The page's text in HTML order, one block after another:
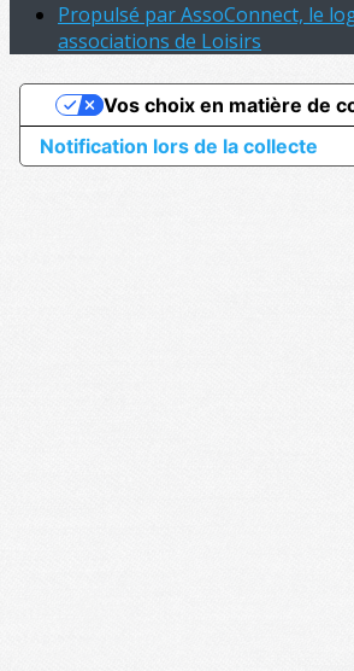
Propulsé par AssoConnect, le
associations de Loisirs
Notification lors de la collecte
Vos choix en matière de